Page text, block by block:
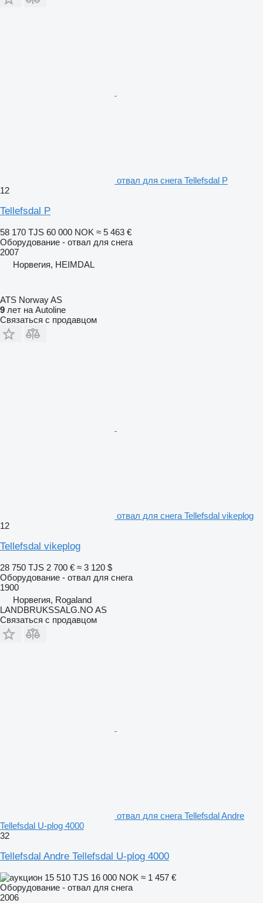
отвал для снега Tellefsdal P
12
Tellefsdal P
58 170 TJS 60 000 NOK ≈ 5 463 €
Оборудование - отвал для снега
2007
Норвегия, HEIMDAL
ATS Norway AS
9 лет на Autoline
Связаться с продавцом
отвал для снега Tellefsdal vikeplog
12
Tellefsdal vikeplog
28 750 TJS 2 700 € ≈ 3 120 $
Оборудование - отвал для снега
1900
Норвегия, Rogaland
LANDBRUKSSALG.NO AS
Связаться с продавцом
отвал для снега Tellefsdal Andre
Tellefsdal U-plog 4000
32
Tellefsdal Andre Tellefsdal U-plog 4000
15 510 TJS 16 000 NOK ≈ 1 457 €
Оборудование - отвал для снега
2006